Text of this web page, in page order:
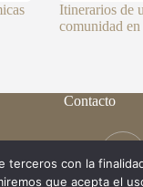
Itinerarios de
comunidad
Contacto
terceros con la
que acepta el